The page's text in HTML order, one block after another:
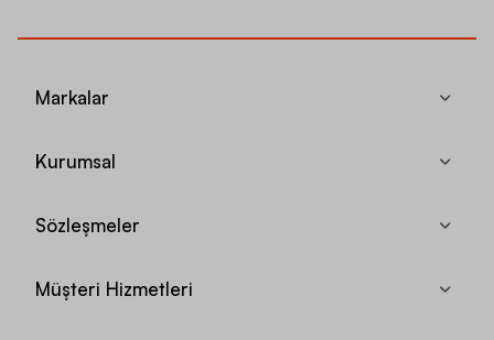
Markalar
Kurumsal
Sözleşmeler
Müşteri Hizmetleri